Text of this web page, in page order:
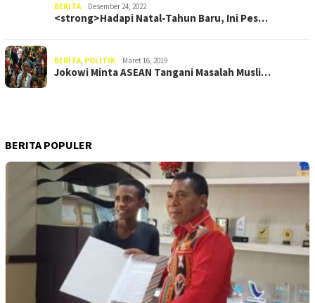
BERITA Desember 24, 2022
<strong>Hadapi Natal-Tahun Baru, Ini Pes…
BERITA, POLITIK Maret 16, 2019
Jokowi Minta ASEAN Tangani Masalah Musli…
BERITA POPULER